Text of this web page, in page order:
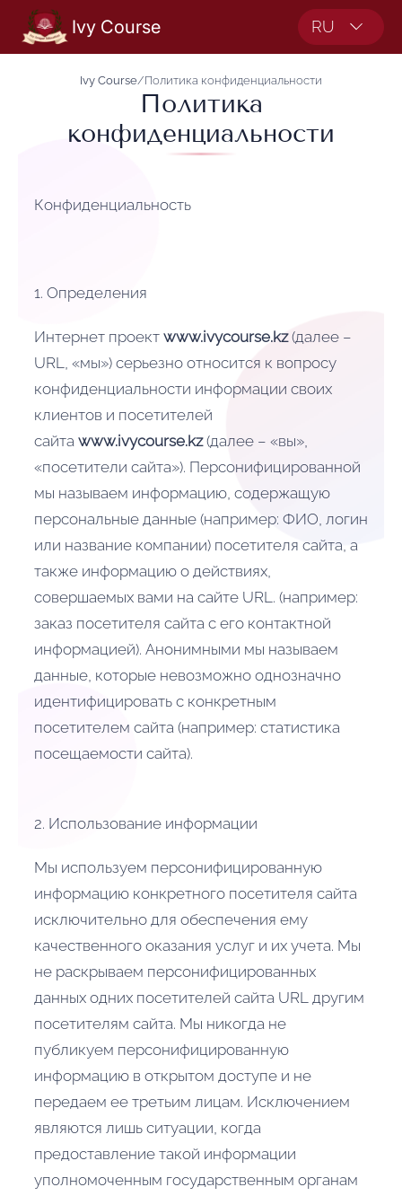
Ivy Course RU
Ivy Course/Политика конфиденциальности
Политика
конфиденциальности
Конфиденциальность
1. Определения
Интернет проект www.ivycourse.kz(далее –
URL, «мы») серьезно относится к вопросу
конфиденциальности информации своих
клиентов и посетителей
сайта www.ivycourse.kz(далее – «вы»,
«посетители сайта»). Персонифицированной
мы называем информацию, содержащую
персональные данные (например: ФИО, логин
или название компании) посетителя сайта, а
также информацию о действиях,
совершаемых вами на сайте URL. (например:
заказ посетителя сайта с его контактной
информацией). Анонимными мы называем
данные, которые невозможно однозначно
идентифицировать с конкретным
посетителем сайта (например: статистика
посещаемости сайта).
2. Использование информации
Мы используем персонифицированную
информацию конкретного посетителя сайта
исключительно для обеспечения ему
качественного оказания услуг и их учета. Мы
не раскрываем персонифицированных
данных одних посетителей сайта URL другим
посетителям сайта. Мы никогда не
публикуем персонифицированную
информацию в открытом доступе и не
передаем ее третьим лицам. Исключением
являются лишь ситуации, когда
предоставление такой информации
уполномоченным государственным органам